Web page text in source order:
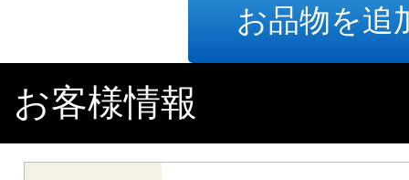
お品物を追
お客様情報